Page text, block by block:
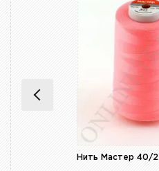
Нить Мастер 40/2